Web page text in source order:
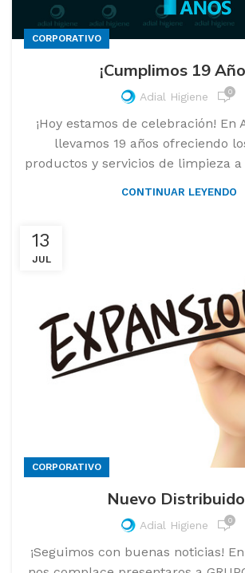
CORPORATIVO
¡Cumplimos 19
Adial Higiene 0
¡Hoy estamos de celebración! En
llevamos 19 años ofreciendo
productos y servicios de limpieza a
CONTINUAR LEYENDO
13
JUL
CORPORATIVO
Nuevo
Adial Higiene 0
¡Seguimos con buenas noticias!